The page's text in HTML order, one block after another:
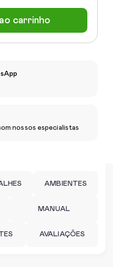
carrinho
nossos especialistas
AMBIENTES
MANUAL
AVALIAÇÕES